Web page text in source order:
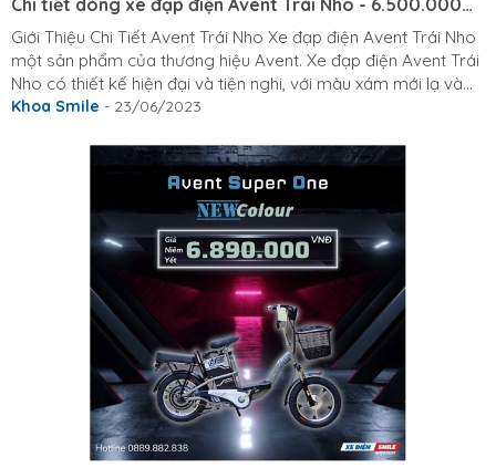
Chi tiết dòng xe đạp điện Avent Trái Nho - 6.500.000
vnđ
Giới Thiệu Chi Tiết Avent Trái Nho Xe đạp điện Avent Trái Nho
một sản phẩm của thương hiệu Avent. Xe đạp điện Avent Trái
Nho có thiết kế hiện đại và tiện nghi, với màu xám mới lạ và
bắt mắt. Xe có bánh xe lớn 16 inch, mâm đúc hợp kim nhẹ và
với người sử dụng. Xe được trang bị động cơ điện mạnh mẽ,
cho phép xe chạy với vận tốc tối đa 35 -38 km/h. Xe cũng có
Khoa Smile - 23/06/2023